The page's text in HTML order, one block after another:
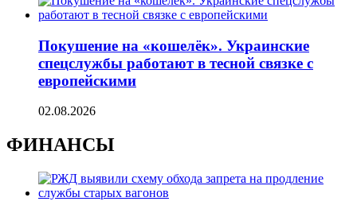
Покушение на «кошелёк». Украинские
спецслужбы работают в тесной связке с
европейскими
02.08.2026
ФИНАНСЫ